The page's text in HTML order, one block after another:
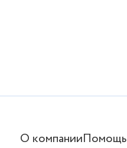
О компанииПомощь